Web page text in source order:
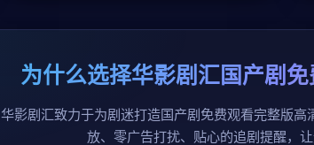
为什么选择华影剧汇国产剧
华影剧汇致力于为剧迷打造国产剧免费观看完整版
放、零广告打扰、贴心的追剧提醒，